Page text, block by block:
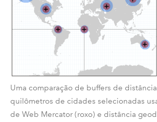
Uma comparação de buffers de
quilômetros de cidades selecionadas
de Web Mercator (roxo) e distância